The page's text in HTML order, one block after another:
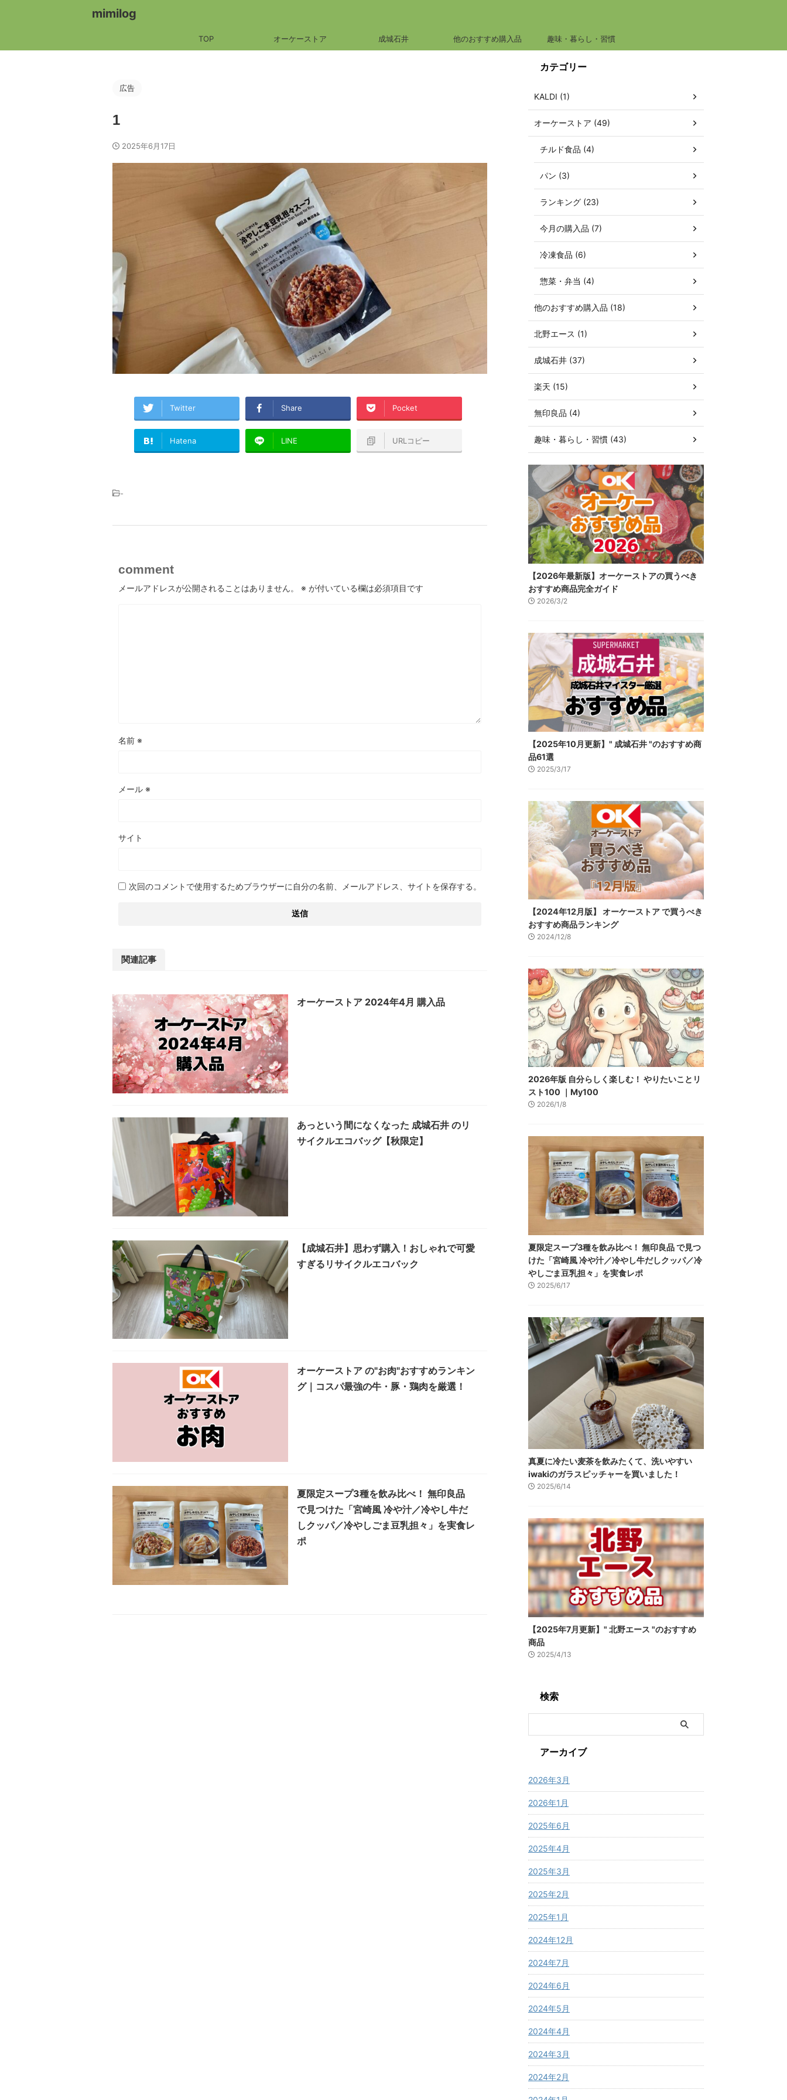
mimilog
TOP オーケーストア 成城石井 他のおすすめ購入品 趣味・暮らし・習慣
広告
1
2025年6月17日
Twitter Share Pocket
Hatena LINE URLコピー
-
comment
メールアドレスが公開されることはありません。 ※ が付いている欄は必須項目です
名前 ※
メール ※
サイト
次回のコメントで使用するためブラウザーに自分の名前、メールアドレス、サイトを保存する。
関連記事
オーケーストア 2024年4月 購入品
あっという間になくなった 成城石井 のリ
サイクルエコバッグ【秋限定】
【成城石井】思わず購入！おしゃれで可愛
すぎるリサイクルエコバック
オーケーストア の"お肉"おすすめランキン
グ｜コスパ最強の牛・豚・鶏肉を厳選！
夏限定スープ3種を飲み比べ！ 無印良品
で見つけた「宮崎風 冷や汁／冷やし牛だ
しクッパ／冷やしごま豆乳担々」を実食レ
ポ
カテゴリー
KALDI (1)
オーケーストア (49)
チルド食品 (4)
パン (3)
ランキング (23)
今月の購入品 (7)
冷凍食品 (6)
惣菜・弁当 (4)
他のおすすめ購入品 (18)
北野エース (1)
成城石井 (37)
楽天 (15)
無印良品 (4)
趣味・暮らし・習慣 (43)
【2026年最新版】オーケーストアの買うべき
おすすめ商品完全ガイド
2026/3/2
【2025年10月更新】" 成城石井 "のおすすめ商
品61選
2025/3/17
【2024年12月版】 オーケーストア で買うべき
おすすめ商品ランキング
2024/12/8
2026年版 自分らしく楽しむ！ やりたいことリ
スト100 ｜My100
2026/1/8
夏限定スープ3種を飲み比べ！ 無印良品 で見つ
けた「宮崎風 冷や汁／冷やし牛だしクッパ／冷
やしごま豆乳担々」を実食レポ
2025/6/17
真夏に冷たい麦茶を飲みたくて、洗いやすい
iwakiのガラスピッチャーを買いました！
2025/6/14
【2025年7月更新】" 北野エース "のおすすめ
商品
2025/4/13
検索
アーカイブ
2026年3月
2026年1月
2025年6月
2025年4月
2025年3月
2025年2月
2025年1月
2024年12月
2024年7月
2024年6月
2024年5月
2024年4月
2024年3月
2024年2月